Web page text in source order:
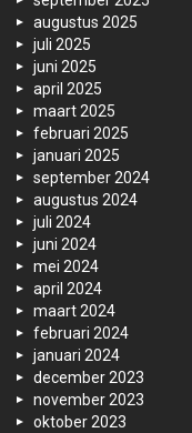
augustus 2025
juli 2025
juni 2025
april 2025
maart 2025
februari 2025
januari 2025
september 2024
augustus 2024
juli 2024
juni 2024
mei 2024
april 2024
maart 2024
februari 2024
januari 2024
december 2023
november 2023
oktober 2023